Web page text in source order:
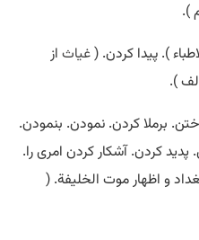
).
). پیدا کردن. (غیاث از
).
برملا کردن. نمودن. بنمودن.
کردن. آشکار کردن امری را.
و اظهار موت الخلیفة. (